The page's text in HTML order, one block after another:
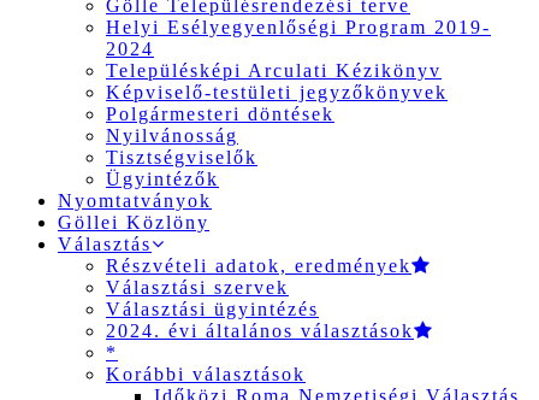
Gölle Településrendezési terve
Helyi Esélyegyenlőségi Program 2019-
2024
Településképi Arculati Kézikönyv
Képviselő-testületi jegyzőkönyvek
Polgármesteri döntések
Nyilvánosság
Tisztségviselők
Ügyintézők
Nyomtatványok
Göllei Közlöny
Választás
Részvételi adatok, eredmények
Választási szervek
Választási ügyintézés
2024. évi általános választások
*
Korábbi választások
Időközi Roma Nemzetiségi Választás